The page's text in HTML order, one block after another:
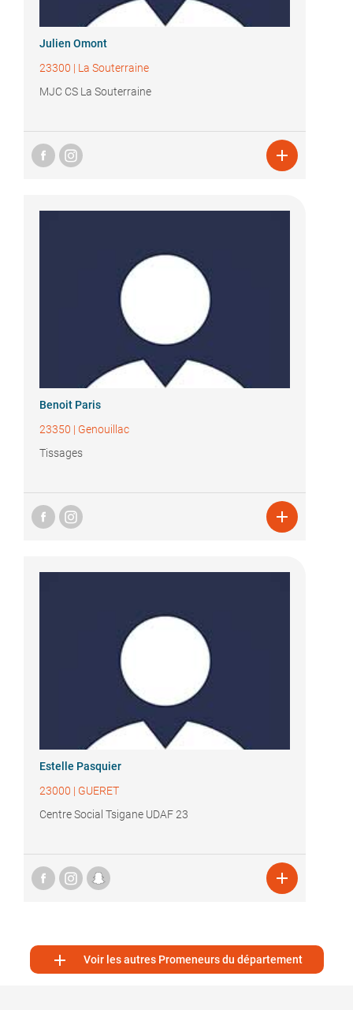
Julien Omont
23300 | La Souterraine
MJC CS La Souterraine

Benoit Paris
23350 | Genouillac
Tissages

Estelle Pasquier
23000 | GUERET
Centre Social Tsigane UDAF 23

 Voir les autres Promeneurs du département